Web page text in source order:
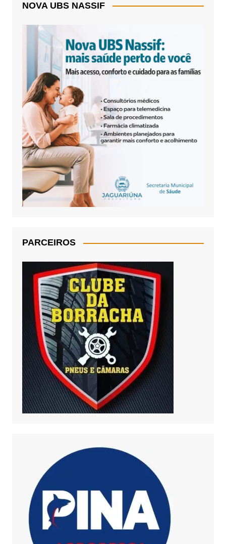
NOVA UBS NASSIF
PARCEIROS